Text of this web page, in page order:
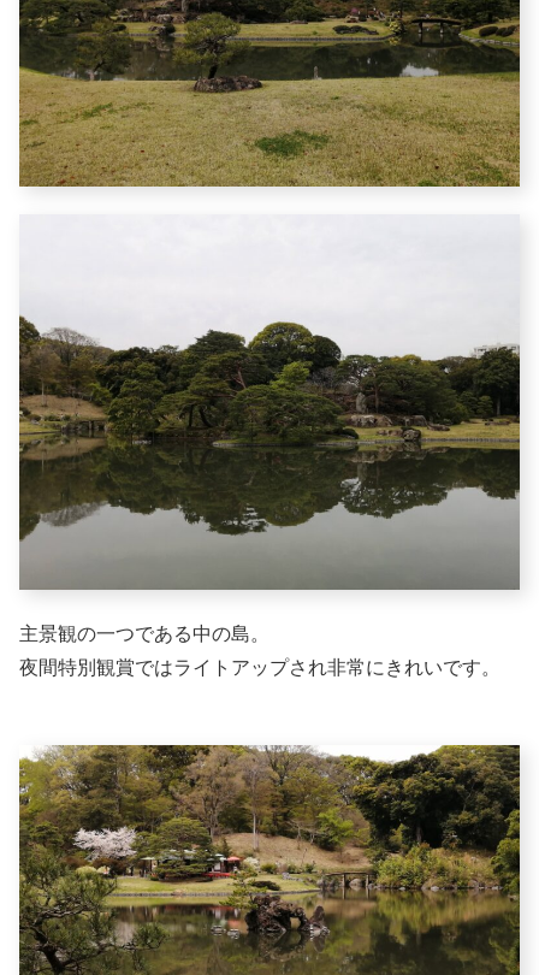
主景観の一つである中の島。
夜間特別観賞ではライトアップされ非常にきれいです。